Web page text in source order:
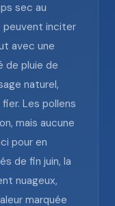
sec au
peuvent inciter
avec une
de pluie de
naturel,
Les pollens
mais aucune
pour en
de fin juin, la
nuageux,
marquée